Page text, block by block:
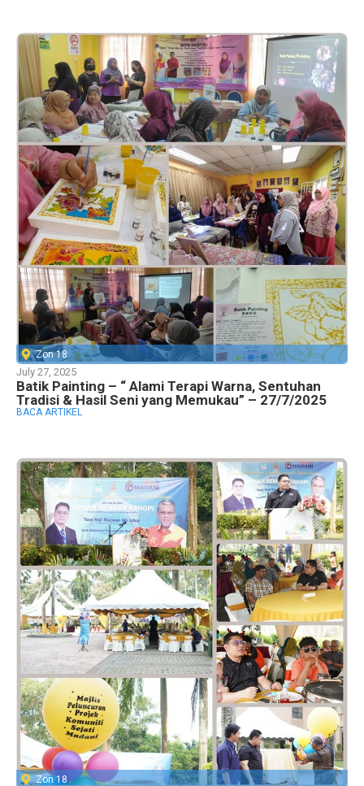
Zon 18
July 27, 2025
Batik Painting – “ Alami Terapi Warna, Sentuhan
Tradisi & Hasil Seni yang Memukau” – 27/7/2025
BACA ARTIKEL
Zon 18